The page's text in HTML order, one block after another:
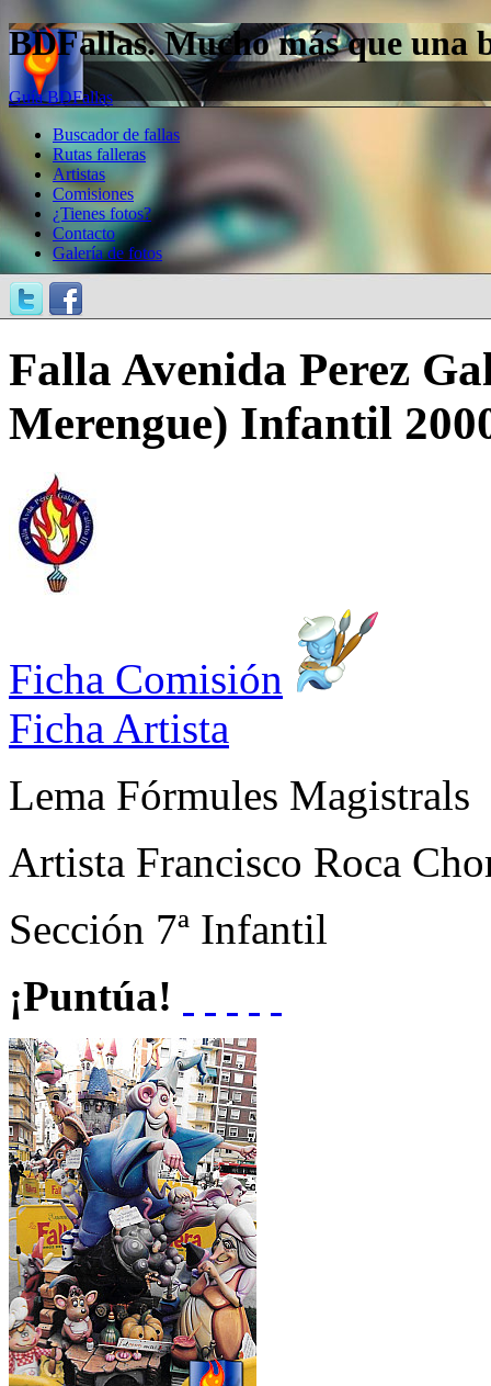
BDFallas. Mucho más que una
Guía BDFallas
Buscador de fallas
Rutas falleras
Artistas
Comisiones
¿Tienes fotos?
Contacto
Galería de fotos
Falla Avenida Perez
Merengue) Infantil
Ficha Comisión
Ficha Artista
Lema Fórmules Magistrals
Artista Francisco Roca
Sección 7ª Infantil
¡Puntúa!